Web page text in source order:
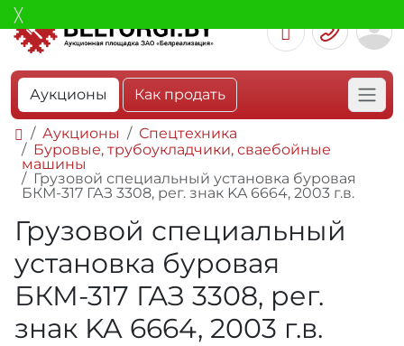
Аукционы Как продать
Аукционы
Спецтехника
Буровые, трубоукладчики, сваебойные
машины
Грузовой специальный установка буровая
БКМ-317 ГАЗ 3308, рег. знак KA 6664, 2003 г.в.
Грузовой специальный
установка буровая
БКМ-317 ГАЗ 3308, рег.
знак KA 6664, 2003 г.в.